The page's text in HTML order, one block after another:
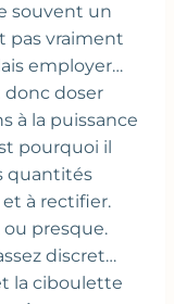
souvent un
pas vraiment
employer…
donc doser
à la puissance
pourquoi il
quantités
et à rectifier.
presque.
discret…
la ciboulette